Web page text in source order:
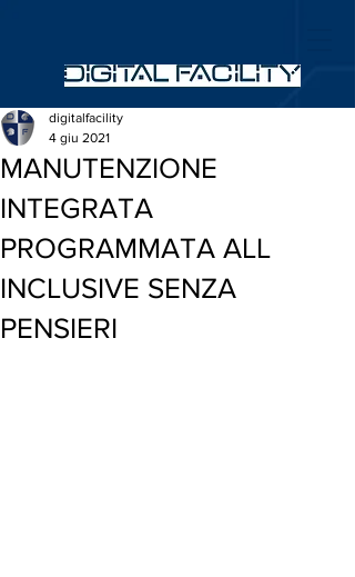
MANUTENZIONE
INTEGRATA
PROGRAMMATA ALL
INCLUSIVE SENZA
PENSIERI
digitalfacility
4 giu 2021